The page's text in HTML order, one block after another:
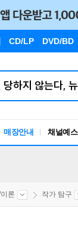
CD/LP DVD/BD
매장안내 채널예스
론 작가 탐구